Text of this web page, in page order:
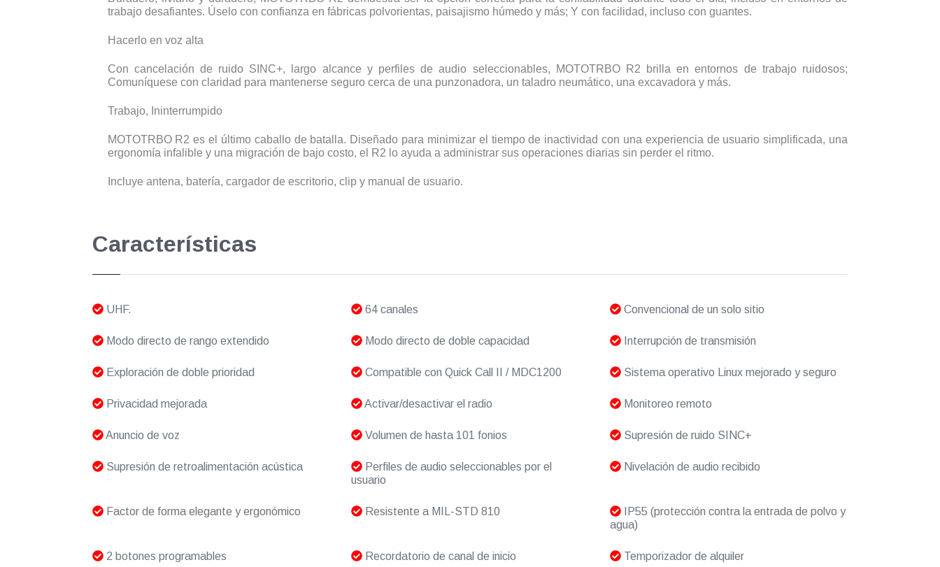
trabajo desafiantes. Úselo con confianza en fábricas polvorientas, paisajismo húmedo y más; Y con facilidad, incluso con guantes.
Hacerlo en voz alta
Con cancelación de ruido SINC+, largo alcance y perfiles de audio seleccionables, MOTOTRBO R2 brilla en entornos de trabajo ruidosos;
Comuníquese con claridad para mantenerse seguro cerca de una punzonadora, un taladro neumático, una excavadora y más.
Trabajo, Ininterrumpido
MOTOTRBO R2 es el último caballo de batalla. Diseñado para minimizar el tiempo de inactividad con una experiencia de usuario simplificada, una
ergonomía infalible y una migración de bajo costo, el R2 lo ayuda a administrar sus operaciones diarias sin perder el ritmo.
Incluye antena, batería, cargador de escritorio, clip y manual de usuario.
Características
UHF. 64 canales Convencional de un solo sitio
Modo directo de rango extendido Modo directo de doble capacidad Interrupción de transmisión
Exploración de doble prioridad Compatible con Quick Call II / MDC1200 Sistema operativo Linux mejorado y seguro
Privacidad mejorada Activar/desactivar el radio Monitoreo remoto
Anuncio de voz Volumen de hasta 101 fonios Supresión de ruido SINC+
Supresión de retroalimentación acústica
Perfiles de audio seleccionables por el
usuario
Nivelación de audio recibido
Factor de forma elegante y ergonómico Resistente a MIL-STD 810
IP55 (protección contra la entrada de polvo y
agua)
2 botones programables Recordatorio de canal de inicio Temporizador de alquiler